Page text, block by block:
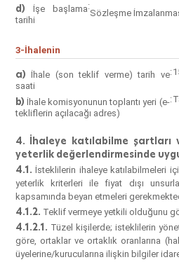
d) İşe başlama
tarihi
:
Sözleşme
3-İhalenin
a) İhale (son teklif verme) tarih ve
saati
:
b) İhale komisyonunun toplantı yeri (e-
tekliflerin açılacağı adres)
:
4. İhaleye katılabilme
yeterlik değerlendirmesinde
4.1. İsteklilerin ihaleye katılabilmeleri
yeterlik kriterleri ile fiyat dışı
kapsamında beyan etmeleri
4.1.2. Teklif vermeye yetkili olduğunu
4.1.2.1. Tüzel kişilerde; isteklilerin
göre, ortaklar ve ortaklık oranlarına
üyelerine/kurucularına ilişkin bilgiler